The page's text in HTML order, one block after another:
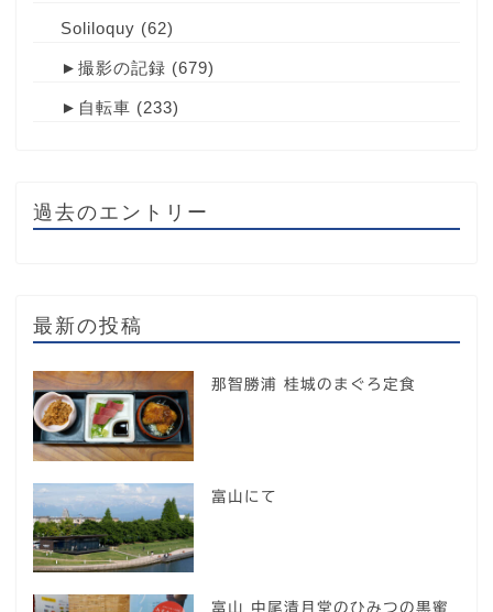
Soliloquy (62)
► 撮影の記録 (679)
► 自転車 (233)
過去のエントリー
最新の投稿
那智勝浦 桂城のまぐろ定食
富山にて
富山 中尾清月堂のひみつの黒蜜